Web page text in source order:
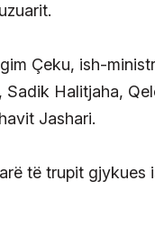
Çeku, ish-
Sadik Halitjaha,
Jashari.
të trupit gjykues